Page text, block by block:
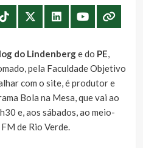
do Lindenberge do PE,
pela Faculdade Objetivo
com o site, é produtor e
Bola na Mesa, que vai ao
e, aos sábados, ao meio-
de Rio Verde.